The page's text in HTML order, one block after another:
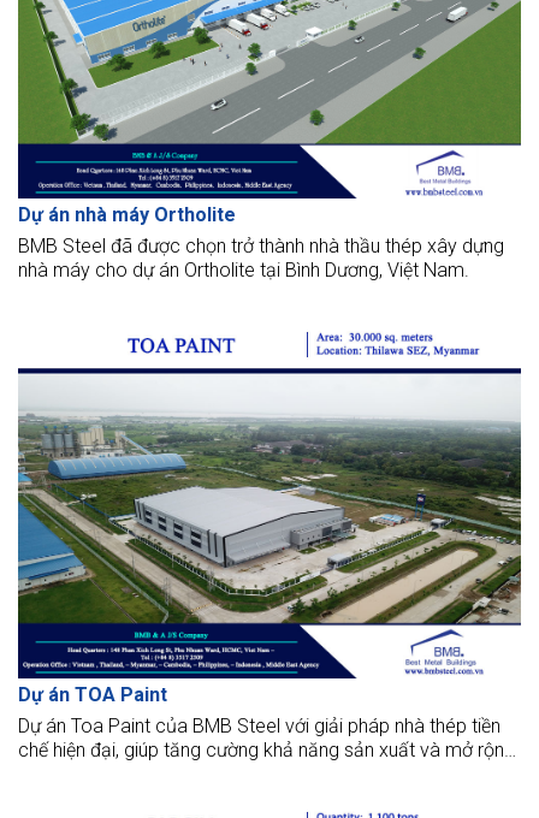
Dự án nhà máy Ortholite
BMB Steel đã được chọn trở thành nhà thầu thép xây dựng
nhà máy cho dự án Ortholite tại Bình Dương, Việt Nam.
Dự án TOA Paint
Dự án Toa Paint của BMB Steel với giải pháp nhà thép tiền
chế hiện đại, giúp tăng cường khả năng sản xuất và mở rộng